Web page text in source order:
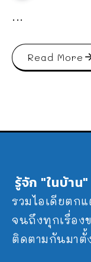
...
Read More
รู้จัก "ในบ้าน"
รวมไอเดียตก
จนถึงทุกเรื่อง
ติดตามกันมาตั้